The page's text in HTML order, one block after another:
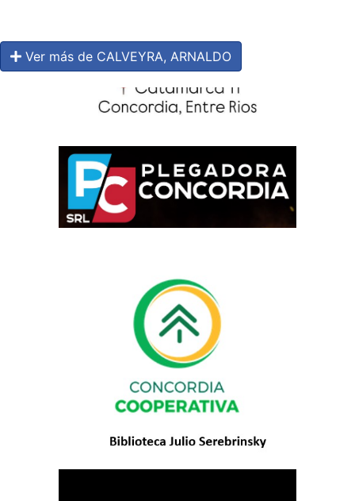
Ver más de CALVEYRA, ARNALDO